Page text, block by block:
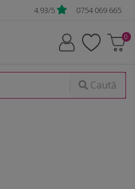
4.93/5 0754 069 665
Caută